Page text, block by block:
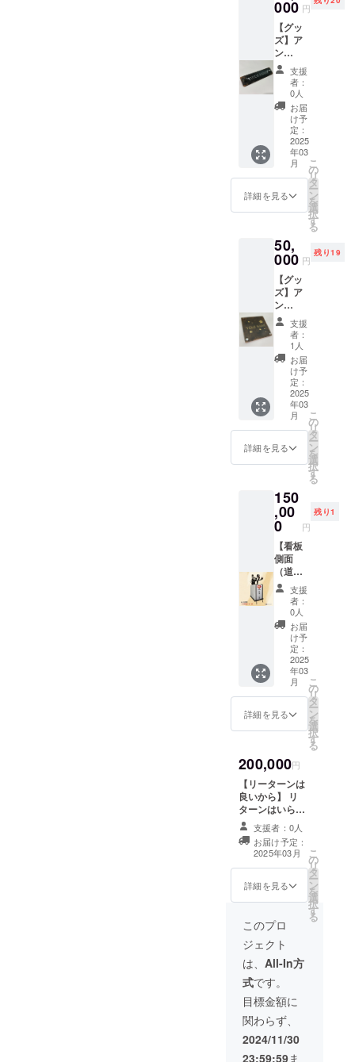
してく
い。
【お名
前の書
体や色
を選ん
でくだ
さ
い。】
【書
体】明
朝体
角ゴ
シッ
ク 丸
お任
せ
【文字
種類】
英文
字 漢
字 カ
タカ
ナ ひ
らが
な お
任せ
【文字
色】
黒
紺
緑 オ
支援
時、必
ず備考
欄に希
望され
るお名
前をご
記入く
ださ
い。
※プルダ
ウンか
ら選択
してく
ださ
い。
のメッ
セー
持ちを
込め
て、お
礼の
メッ
セージ
をお送
りしま
す。 活
動の報
告と写
真の添
付（数
枚）
前、会
社名
（ニッ
クネー
ム）を
掲載し
ます。
【掲載
枠サイ
ズ】
H28.5c
m×W12
.5cm
【掲載
サイ
字サイ
ズ
W1.5c
m （限
定15名
様に達
しない
場合で
も 文
字サイ
ズの変
更はあ
りませ
ん。）
※目標金
額に達
ンは当
社負担
で実行
す。
【15名
の連名
となり
ます】
・掲載
期間：
取り付
けた店
舗様が
ある限
り ・掲
載方
法：文
ナーの
掲載は
不可 ・
掲載種
別：連
名 ・支
援時、
必ず備
考欄に
希望さ
れるお
名前を
ご記入
くださ
い。
【お礼
のメッ
セー
ジ】 感
謝の気
持ちを
込め
て、お
礼の
000 円
【グッ
ズ】ア
ン
ティー
クネー
ムプ
レート
キット
（商品
の説
明）ご
自身で
アン
ティー
ク調に
キット
作る楽
しさ体
験！ プ
ライ
マー塗
装した
鉄フ
ラット
バー、
エンジ
ング塗
装塗
料、ス
ポン
ジ、お
名前の
ト化粧
ナッ
ト、ビ
スなど
一式。
プライ
マー、
トップ
コー
ト、お
好きな
色、3色
選んで
いただ
けま
す。 ・
材質：
鉄板黒
200X50
・支
援時、
必ず備
考欄に
希望さ
れるお
名前を
くださ
い。 ・
ウンか
ら塗料3
色、デ
ザイ
ン、文
字色を
選択し
てくだ
さい。
【お礼
のメッ
支援
者：
0人
お届
け予
定：
2025
年03
月
詳細を見る
こ
の
リ
タ
ー
ン
を
選
択
す
る
50,
000 円
残り19
【グッ
ズ】ア
ン
ティー
ク表札
キット
（商品
の説
明）ご
自身で
アン
ティー
ク調に
仕上げ
て作る
しさ体
験！ ※
カッ
ティン
グシー
トのデ
ザイン
やロゴ
の変更
してい
ただけ
ます。
プライ
マー塗
装した
鉄板、
エンジ
ング塗
装塗
ジ、お
カッ
ティン
グシー
ト 化粧
ナッ
ト、ビ
プライ
マー、
コー
ト、お
好きな
色、3色
選んで
いただ
けま
す。 ・
材質：
鉄板黒
皮 ・
支援
者：
1人
お届
け予
定：
2025
年03
月
詳細を見る
こ
の
リ
タ
ー
ン
を
選
択
す
る
150
,00
0 円
残り1
【看板
側面
（道路
側）お
名前掲
載】ご
支援者1
人！ ご
支援者1
人の
み お
名前ま
たは会
社名、
（都道
ネーム
側面
（道路
側に大
きく）
掲載し
ます。
舗さん
をお選
だけま
す。
【掲載
枠サイ
ズ】
H28.5c
m×W12
.5cm
【掲載
サイ
支援
者：
0人
お届
け予
定：
2025
年03
月
詳細を見る
こ
の
リ
タ
ー
ン
を
選
択
す
る
200,000円
【リーターンは
良いから】 リ
ターンはいらな
いから頑張って
来いと背中を叩
いていただける
神のようなご支
援者様の為のリ
ターンになりま
【お礼のメッ
気持ちを込め
て、お礼のメッ
セージをお送り
します。 活動の
報告と写真の添
付（数枚） ※こ
のリターンは
￥5.000のリター
支援者：0人
お届け予定：
2025年03月
詳細を見る
こ
の
リ
タ
ー
ン
を
選
択
す
る
このプロ
ジェクト
は、 All-In方
式です。
目標金額に
関わらず、
2024/11/30
23:59:59ま